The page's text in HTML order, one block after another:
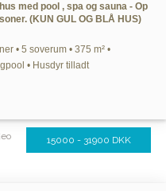
med pool , spa og sauna - Op
(KUN GUL OG BLÅ HUS)
• 5 soverum • 375 m² •
• Husdyr tilladt
15000 - 31900 DKK